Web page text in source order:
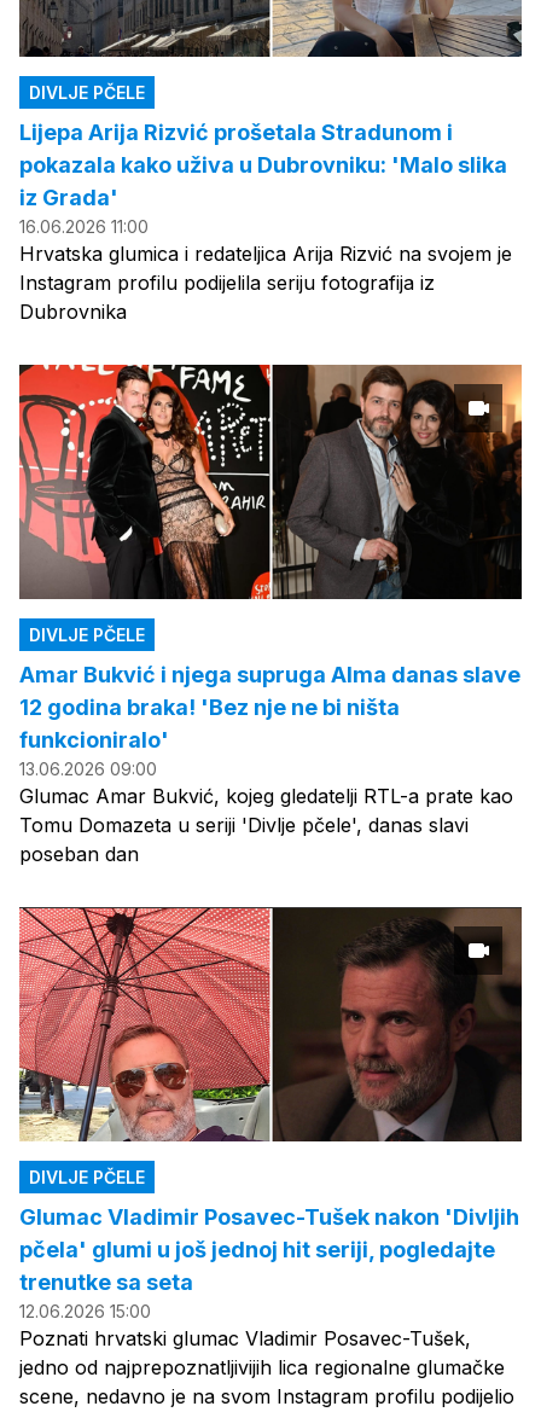
DIVLJE PČELE
Lijepa Arija Rizvić prošetala Stradunom i
pokazala kako uživa u Dubrovniku: 'Malo slika
iz Grada'
16.06.2026 11:00
Hrvatska glumica i redateljica Arija Rizvić na svojem je
Instagram profilu podijelila seriju fotografija iz
Dubrovnika
DIVLJE PČELE
Amar Bukvić i njega supruga Alma danas slave
12 godina braka! 'Bez nje ne bi ništa
funkcioniralo'
13.06.2026 09:00
Glumac Amar Bukvić, kojeg gledatelji RTL-a prate kao
Tomu Domazeta u seriji 'Divlje pčele', danas slavi
poseban dan
DIVLJE PČELE
Glumac Vladimir Posavec-Tušek nakon 'Divljih
pčela' glumi u još jednoj hit seriji, pogledajte
trenutke sa seta
12.06.2026 15:00
Poznati hrvatski glumac Vladimir Posavec-Tušek,
jedno od najprepoznatljivijih lica regionalne glumačke
scene, nedavno je na svom Instagram profilu podijelio